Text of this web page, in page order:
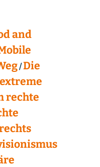
and
Die
extreme
rechte